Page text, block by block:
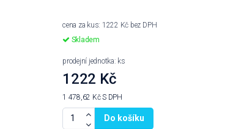
cena za kus: 1222 Kč bez DPH
Skladem
prodejní jednotka: ks
1222 Kč
1 478,62 KčS DPH
Do košíku